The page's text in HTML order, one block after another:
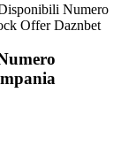
Numero
Offer Daznbet